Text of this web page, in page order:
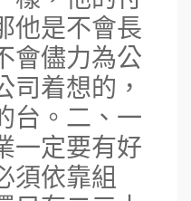
他是不會長
會儘力為公
司着想的，
台。二、一
一定要有好
須依靠組